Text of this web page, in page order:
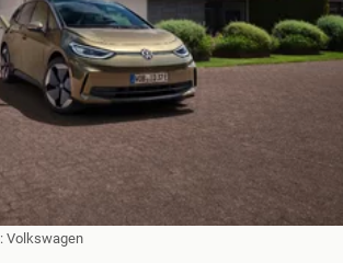
Volkswagen